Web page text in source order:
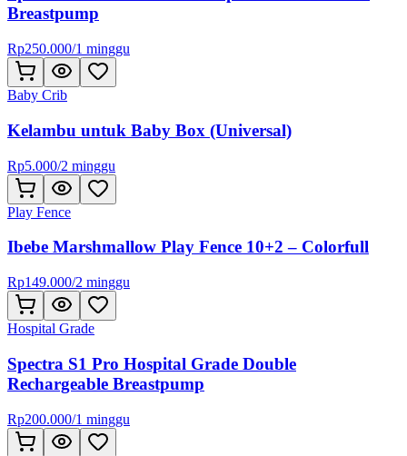
Breastpump
Rp250.000/1 minggu
Baby Crib
Kelambu untuk Baby Box (Universal)
Rp5.000/2 minggu
Play Fence
Ibebe Marshmallow Play Fence 10+2 – Colorfull
Rp149.000/2 minggu
Hospital Grade
Spectra S1 Pro Hospital Grade Double
Rechargeable Breastpump
Rp200.000/1 minggu